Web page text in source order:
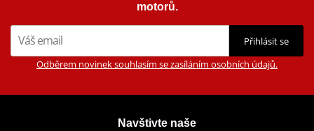
Zobrazit všechny produkty
motorů.
Přihlásit se
Odběrem novinek souhlasím se zasíláním osobních údajů.
Navštivte naše